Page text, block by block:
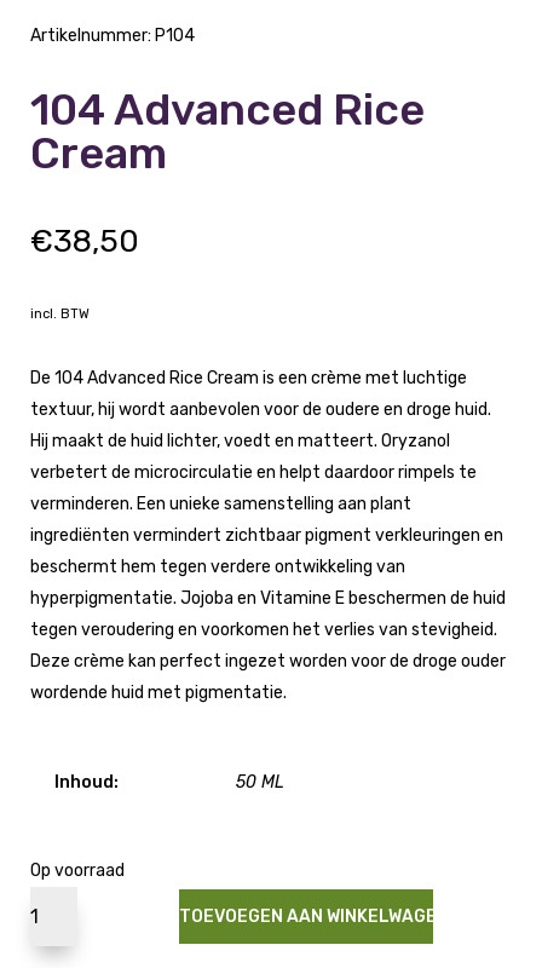
Artikelnummer: P104
104 Advanced Rice
Cream
€38,50
incl. BTW
De 104 Advanced Rice Cream is een crème met luchtige
textuur, hij wordt aanbevolen voor de oudere en droge huid.
Hij maakt de huid lichter, voedt en matteert. Oryzanol
verbetert de microcirculatie en helpt daardoor rimpels te
verminderen. Een unieke samenstelling aan plant
ingrediënten vermindert zichtbaar pigment verkleuringen en
beschermt hem tegen verdere ontwikkeling van
hyperpigmentatie. Jojoba en Vitamine E beschermen de huid
tegen veroudering en voorkomen het verlies van stevigheid.
Deze crème kan perfect ingezet worden voor de droge ouder
wordende huid met pigmentatie.
Inhoud: 50 ML
Op voorraad
TOEVOEGEN AAN WINKELWAGEN